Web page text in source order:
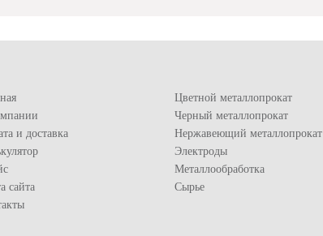
и доставка
сайта
Цветной металлопрокат
Черный металлопрокат
Нержавеющий металлопрокат
Электроды
Металлообработка
Сырье